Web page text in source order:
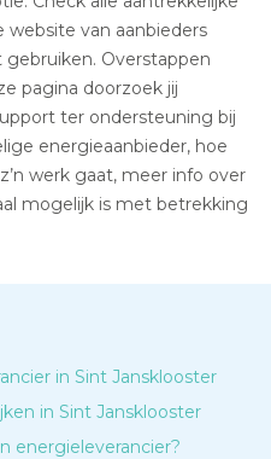
website van aanbieders
gebruiken. Overstappen
pagina doorzoek jij
ter ondersteuning bij
energieaanbieder, hoe
werk gaat, meer info over
mogelijk is met betrekking
in Sint Jansklooster
in Sint Jansklooster
energieleverancier?